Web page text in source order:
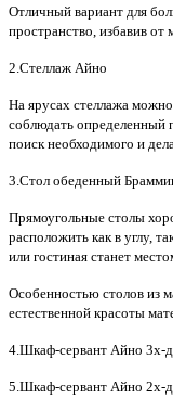
Отличный вариант для
пространство, избавив от
2.Стеллаж Айно
На ярусах стеллажа
соблюдать определенный
поиск необходимого и
3.Стол обеденный
Прямоугольные столы
расположить как в углу,
или гостиная станет
Особенностью столов из
естественной красоты
4.Шкаф-сервант Айно 3х-
5.Шкаф-сервант Айно 2х-